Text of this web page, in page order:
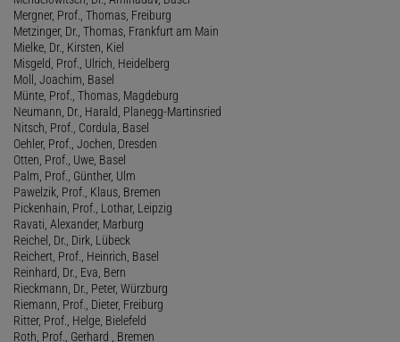
Mergner, Prof., Thomas, Freiburg
Metzinger, Dr., Thomas, Frankfurt am Main
Mielke, Dr., Kirsten, Kiel
Misgeld, Prof., Ulrich, Heidelberg
Moll, Joachim, Basel
Münte, Prof., Thomas, Magdeburg
Neumann, Dr., Harald, Planegg-Martinsried
Nitsch, Prof., Cordula, Basel
Oehler, Prof., Jochen, Dresden
Otten, Prof., Uwe, Basel
Palm, Prof., Günther, Ulm
Pawelzik, Prof., Klaus, Bremen
Pickenhain, Prof., Lothar, Leipzig
Ravati, Alexander, Marburg
Reichel, Dr., Dirk, Lübeck
Reichert, Prof., Heinrich, Basel
Reinhard, Dr., Eva, Bern
Rieckmann, Dr., Peter, Würzburg
Riemann, Prof., Dieter, Freiburg
Ritter, Prof., Helge, Bielefeld
Roth, Prof., Gerhard , Bremen